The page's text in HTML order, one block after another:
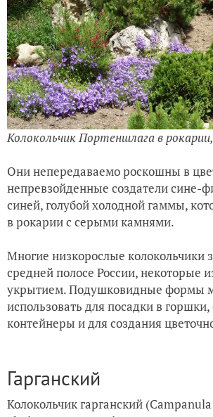
Колокольчик Портеншлага в рокарии,
Они непередаваемо роскошны в
непревзойденные создатели сине-
синей, голубой холодной гаммы,
в рокарии с серыми камнями.
Многие низкорослые колокольчики
средней полосе России, некоторые
укрытием. Подушковидные формы
использовать для посадки в
контейнеры и для создания
Гарганский
Колокольчик гарганский